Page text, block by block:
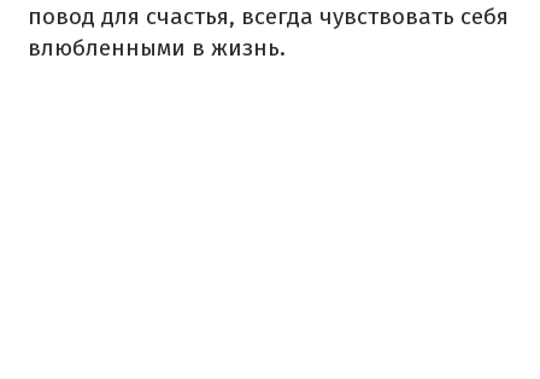
повод для счастья, всегда чувствовать себя
влюбленными в жизнь.